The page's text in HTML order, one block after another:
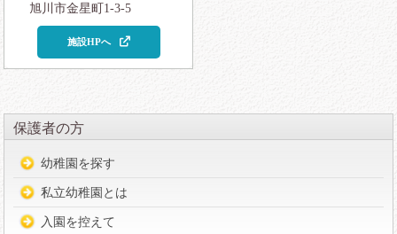
旭川市金星町1-3-5
施設HPへ
保護者の方
幼稚園を探す
私立幼稚園とは
入園を控えて